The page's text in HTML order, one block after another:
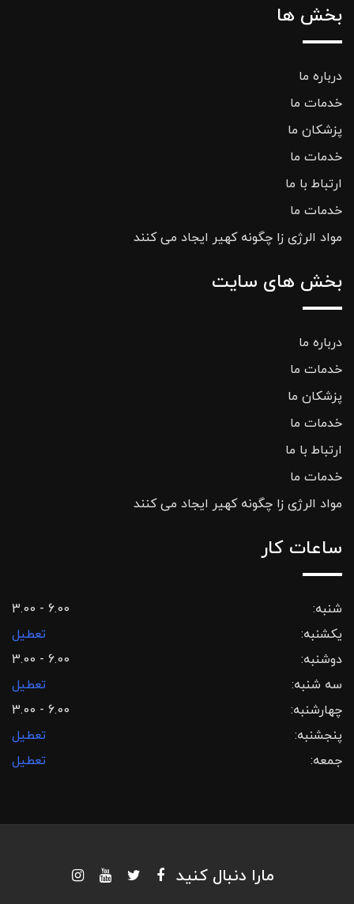
بخش ها
درباره ما
خدمات ما
پزشکان ما
خدمات ما
ارتباط با ما
خدمات ما
مواد الرژی زا چگونه کهیر ایجاد می کنند
بخش های سایت
درباره ما
خدمات ما
پزشکان ما
خدمات ما
ارتباط با ما
خدمات ما
مواد الرژی زا چگونه کهیر ایجاد می کنند
ساعات کار
شنبه:
3.00 - 6.00
یکشنبه:
تعطیل
دوشنبه:
3.00 - 6.00
سه شنبه:
تعطیل
چهارشنبه:
3.00 - 6.00
پنجشنبه:
تعطیل
جمعه:
تعطیل
مارا دنبال کنید